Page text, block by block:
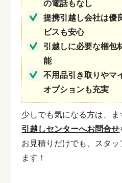
の電話もなし
提携引越し会社は優
ビスも安心
引越しに必要な梱包
能
不用品引き取りやマ
オプションも充実
少しでも気になる方は、ま
引越しセンターへお問合せ
お見積りだけでも、スタッ
ます！